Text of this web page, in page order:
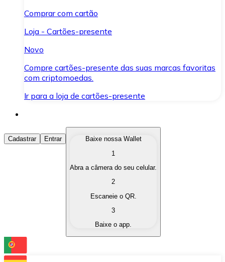
Comprar com cartão
Loja - Cartões-presente
Novo
Compre cartões-presente das suas marcas favoritas
com criptomoedas.
Ir para a loja de cartões-presente
Comprar Criptomoedas
Compre as criptomoedas de seu interesse de forma
Converta suas criptomoedas em moeda fiduciária
Troque uma criptomoeda por outra
Cadastrar Entrar
Baixe nossa Wallet
1
Abra a câmera do seu celular.
2
Escaneie o QR.
3
Baixe o app.